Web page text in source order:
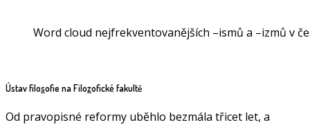
Word cloud nejfrekventovanějších –ismů a –izmů v
Ústav filosofie na Filozofické fakultě
Od pravopisné reformy uběhlo bezmála třicet let, a